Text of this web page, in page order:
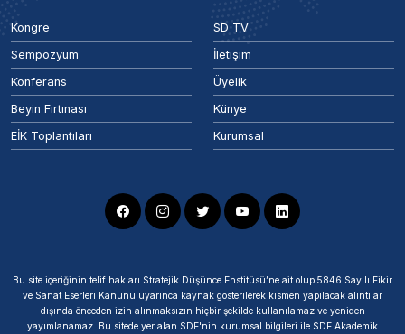
Kongre
Sempozyum
Konferans
Beyin Fırtınası
EİK Toplantıları
SD TV
İletişim
Üyelik
Künye
Kurumsal
Bu site içeriğinin telif hakları Stratejik Düşünce Enstitüsü’ne ait olup 5846 Sayılı Fikir
ve Sanat Eserleri Kanunu uyarınca kaynak gösterilerek kısmen yapılacak alıntılar
dışında önceden izin alınmaksızın hiçbir şekilde kullanılamaz ve yeniden
yayımlanamaz. Bu sitede yer alan SDE'nin kurumsal bilgileri ile SDE Akademik